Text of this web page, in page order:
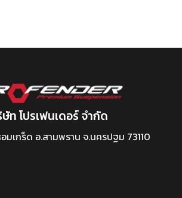
ท โปรเฟนเดอร์ จำกัด
เกร็ด อ.สามพราน จ.นครปฐม 73110